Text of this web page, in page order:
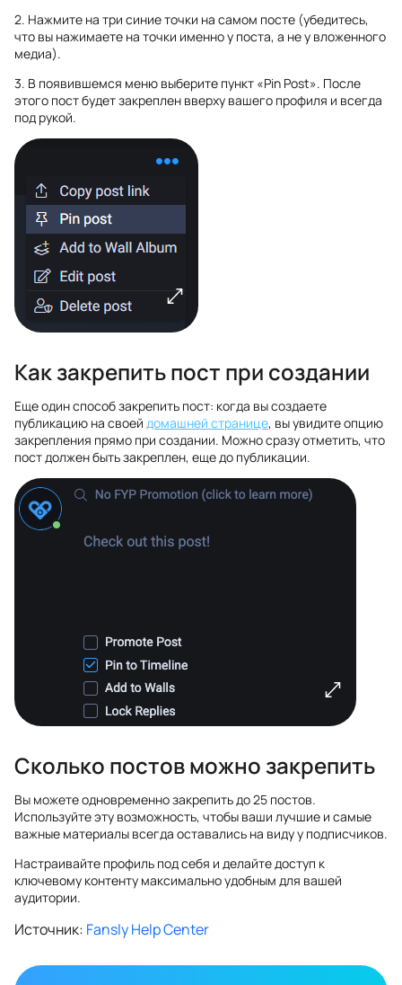
2. Нажмите на три синие точки на самом посте (убедитесь,
что вы нажимаете на точки именно у поста, а не у вложенного
медиа).
3. В появившемся меню выберите пункт «Pin Post». После
этого пост будет закреплен вверху вашего профиля и всегда
под рукой.
Как закрепить пост при создании
Еще один способ закрепить пост: когда вы создаете
публикацию на своей домашней странице, вы увидите опцию
закрепления прямо при создании. Можно сразу отметить, что
пост должен быть закреплен, еще до публикации.
Сколько постов можно закрепить
Вы можете одновременно закрепить до 25 постов.
Используйте эту возможность, чтобы ваши лучшие и самые
важные материалы всегда оставались на виду у подписчиков.
Настраивайте профиль под себя и делайте доступ к
ключевому контенту максимально удобным для вашей
аудитории.
Источник: Fansly Help Center